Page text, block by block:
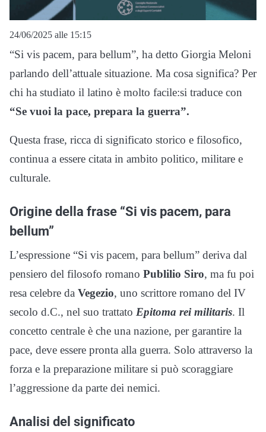
24/06/2025 alle 15:15
“Si vis pacem, para bellum”, ha detto Giorgia Meloni
parlando dell’attuale situazione. Ma cosa significa? Per
chi ha studiato il latino è molto facile:si traduce con
“Se vuoi la pace, prepara la guerra”.
Questa frase, ricca di significato storico e filosofico,
continua a essere citata in ambito politico, militare e
culturale.
Origine della frase “Si vis pacem, para
bellum”
L’espressione “Si vis pacem, para bellum” deriva dal
pensiero del filosofo romano Publilio Siro, ma fu poi
resa celebre da Vegezio, uno scrittore romano del IV
secolo d.C., nel suo trattato Epitoma rei militaris. Il
concetto centrale è che una nazione, per garantire la
pace, deve essere pronta alla guerra. Solo attraverso la
forza e la preparazione militare si può scoraggiare
l’aggressione da parte dei nemici.
Analisi del significato